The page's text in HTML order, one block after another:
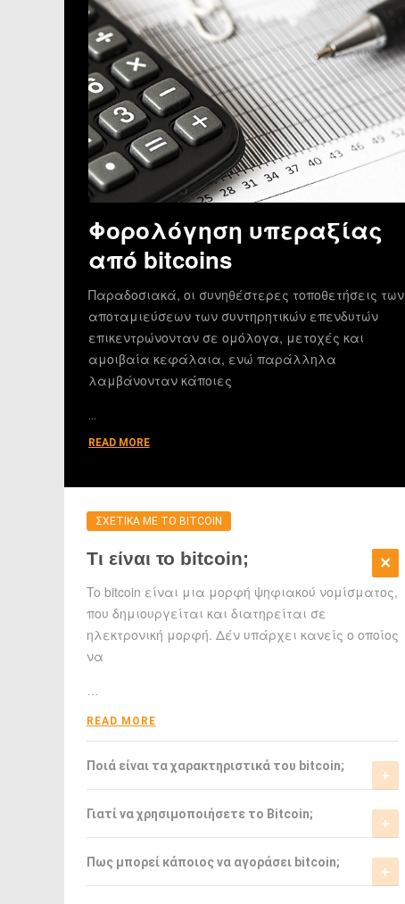
Φορολόγηση υπεραξίας
από bitcoins
Παραδοσιακά, οι συνηθέστερες τοποθετήσεις των
αποταμιεύσεων των συντηρητικών επενδυτών
επικεντρώνονταν σε ομόλογα, μετοχές και
αμοιβαία κεφάλαια, ενώ παράλληλα
λαμβάνονταν κάποιες
READ MORE
ΣΧΕΤΙΚΑ ΜΕ ΤΟ BITCOIN
Τι είναι το bitcoin;
To bitcoin είναι μια μορφή ψηφιακού νομίσματος,
που δημιουργείται και διατηρείται σε
ηλεκτρονική μορφή. Δέν υπάρχει κανείς ο οποίος
να
READ MORE
Ποιά είναι τα χαρακτηριστικά του bitcoin;
Το bitcoin έχει αρκετά σημαντικά
χαρακτηριστικά που το ξεχωρίζουν από τα
ελεγχόμενα-από-κυβερνήσεις νομίσματα.
Γιατί να χρησιμοποιήσετε το Bitcoin;
Το bitcoin είναι μια σχετικά νέα μορφή
νομίσματος, η οποία τώρα αρχίζει να γίνεται
αποδεκτή από μιά μεγάλη μερίδα του
Πως μπορεί κάποιος να αγοράσει bitcoin;
Μπορείτε να αγοράσετε bitcoin είτε από τα